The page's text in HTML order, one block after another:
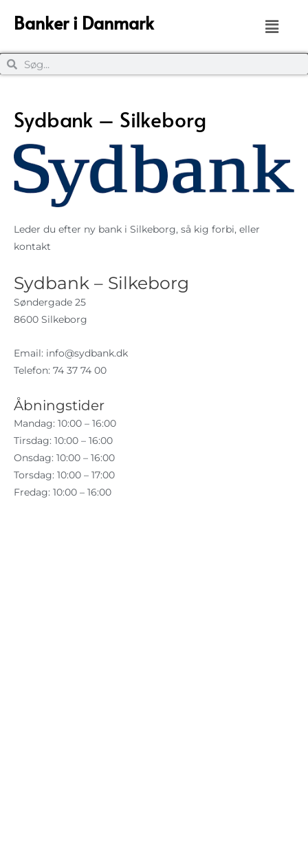
Banker i Danmark
Sydbank – Silkeborg
Leder du efter ny bank i Silkeborg, så kig forbi, eller
kontakt
Sydbank – Silkeborg
Søndergade 25
8600 Silkeborg
Email: info@sydbank.dk
Telefon: 74 37 74 00
Åbningstider
Mandag: 10:00 – 16:00
Tirsdag: 10:00 – 16:00
Onsdag: 10:00 – 16:00
Torsdag: 10:00 – 17:00
Fredag: 10:00 – 16:00